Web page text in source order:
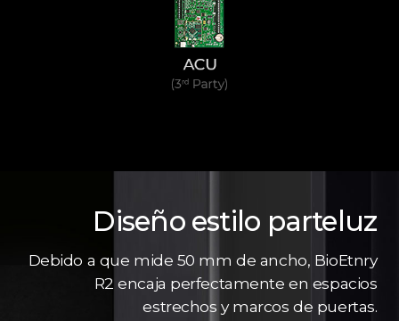
Diseño estilo parteluz
Debido a que mide 50 mm de ancho, BioEtnry
R2 encaja perfectamente en espacios
estrechos y marcos de puertas.